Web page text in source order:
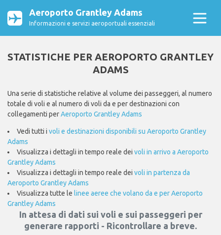
Aeroporto Grantley Adams
Informazioni e servizi aeroportuali essenziali
STATISTICHE PER AEROPORTO GRANTLEY
ADAMS
Una serie di statistiche relative al volume dei passeggeri, al numero
totale di voli e al numero di voli da e per destinazioni con
collegamenti perAeroporto Grantley Adams
Vedi tutti i voli e destinazioni disponibili su Aeroporto Grantley
Adams
Visualizza i dettagli in tempo reale dei voli in arrivo a Aeroporto
Grantley Adams
Visualizza i dettagli in tempo reale dei voli in partenza da
Aeroporto Grantley Adams
Visualizza tutte le linee aeree che volano da e per Aeroporto
Grantley Adams
In attesa di dati sui voli e sui passeggeri per
generare rapporti - Ricontrollare a breve.